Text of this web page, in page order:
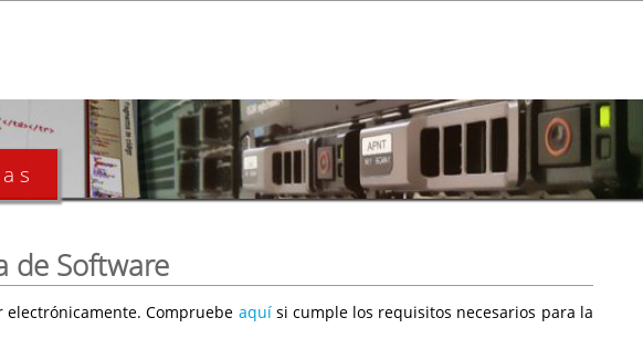
de Software
Compruebe aquísi cumple los requisitos necesarios para la